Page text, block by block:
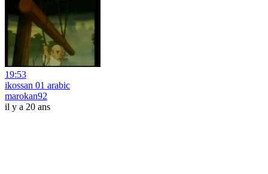
19:53
ikossan 01 arabic
marokan92
il y a 20 ans